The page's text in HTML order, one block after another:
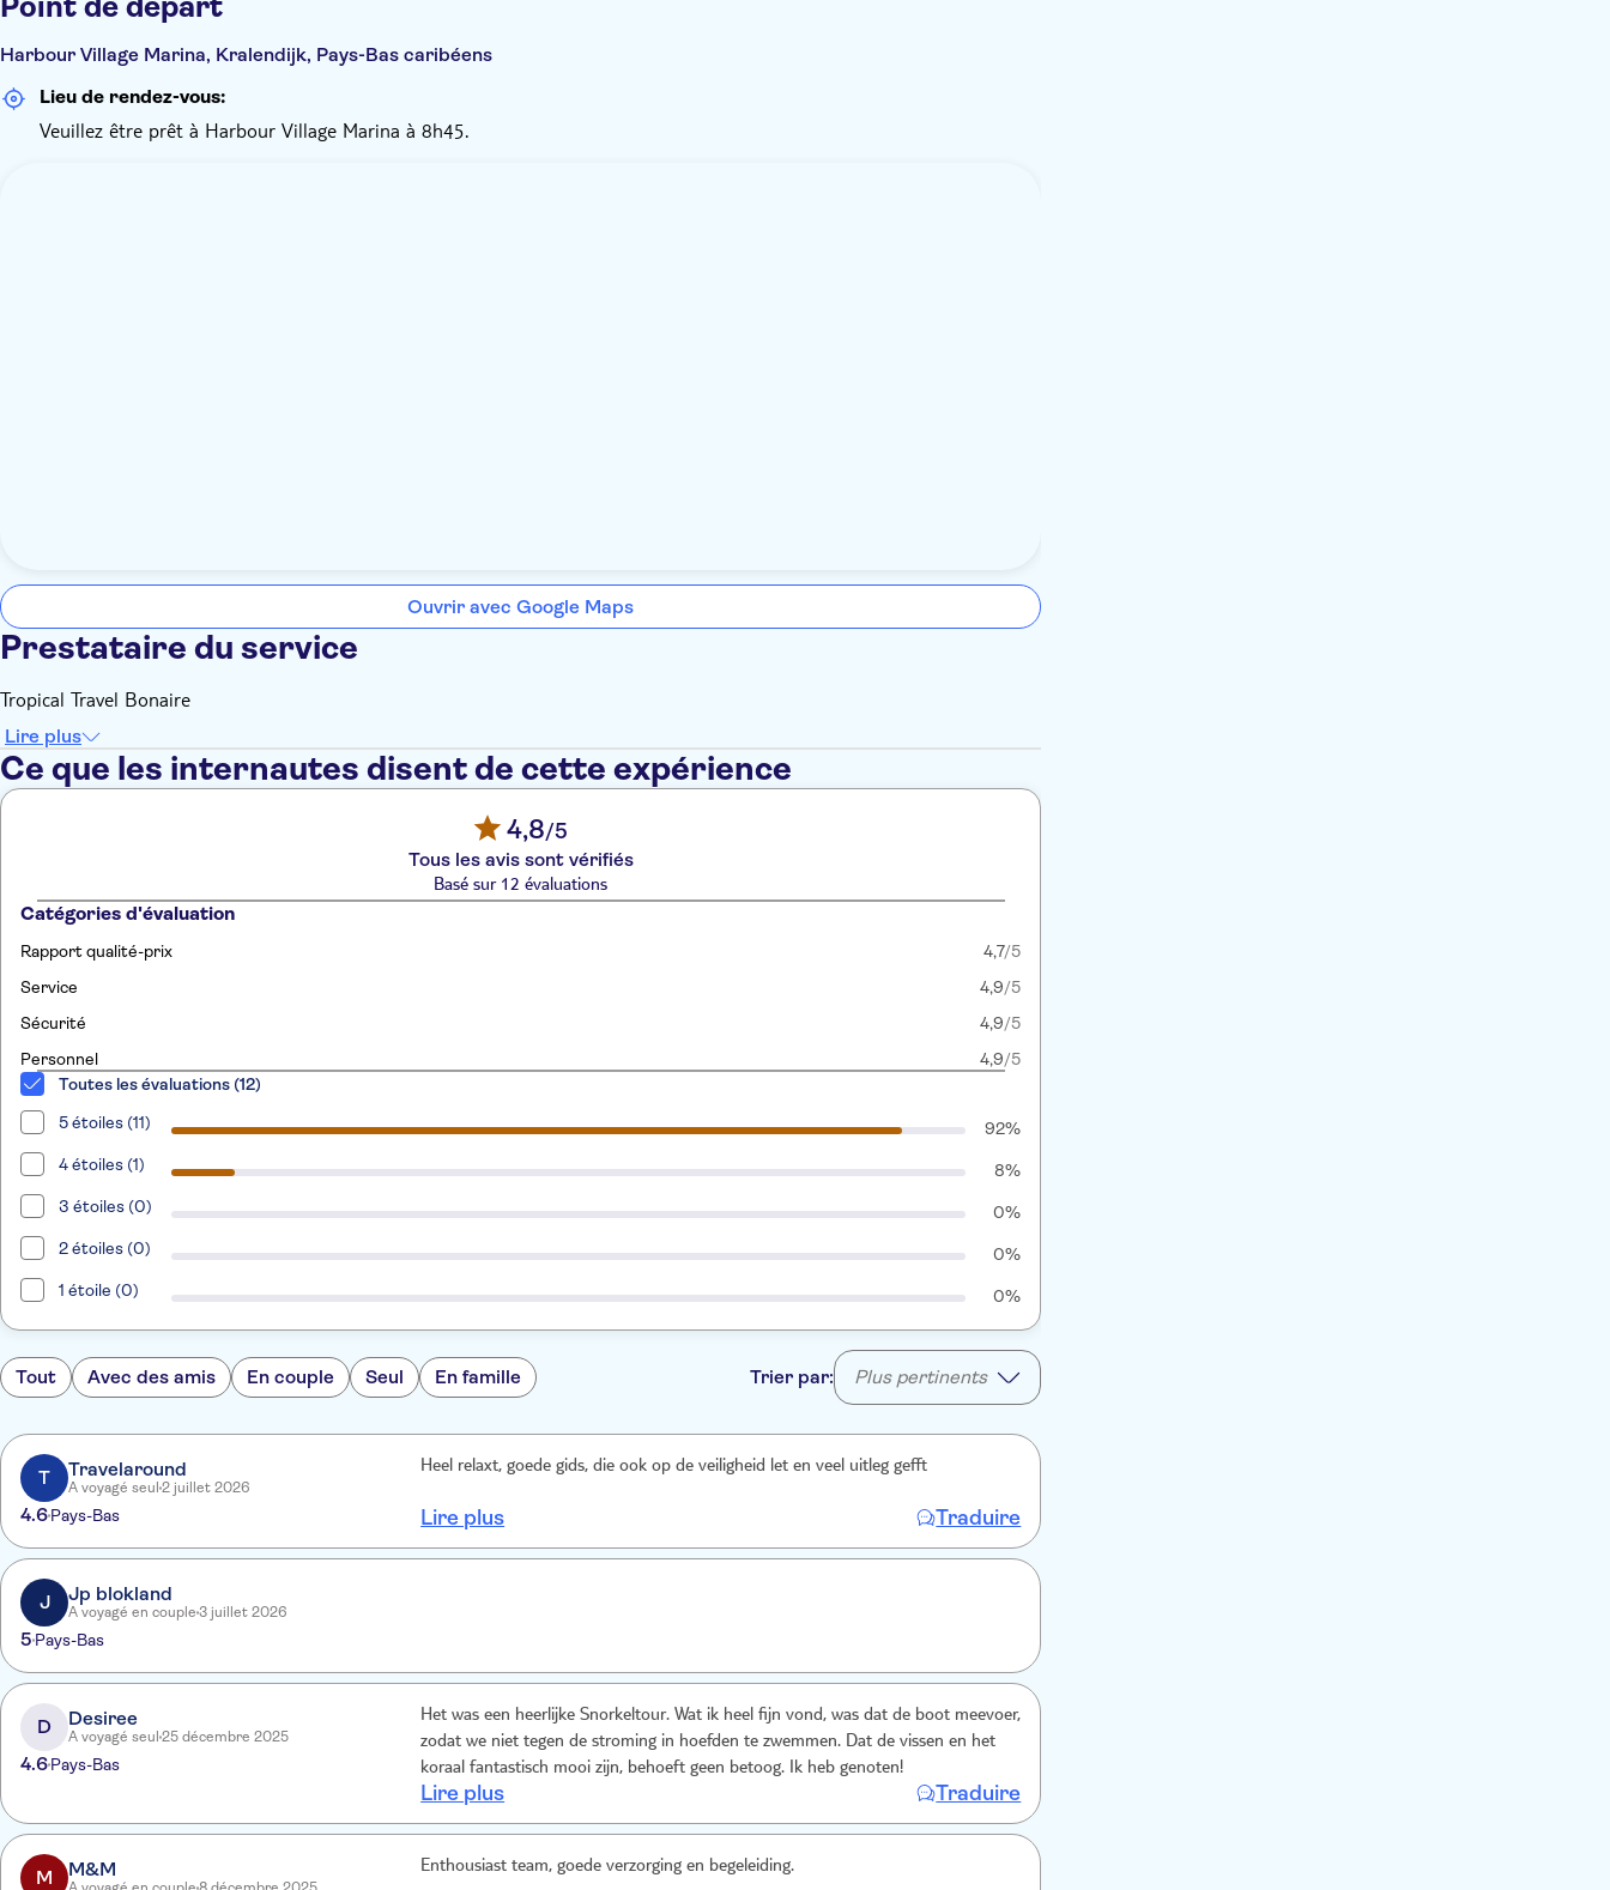
Harbour Village Marina, Kralendijk, Pays-Bas caribéens
Lieu de rendez-vous:
Veuillez être prêt à Harbour Village Marina à 8h45.
Ouvrir avec Google Maps
Prestataire du service
Tropical Travel Bonaire
Lire plus
Ce que les internautes disent de cette expérience
4,8/5
Tous les avis sont vérifiés
Basé sur 12 évaluations
Catégories d'évaluation
Rapport qualité-prix 4,7/5
Service
4,9/5
Sécurité
4,9/5
Personnel
4,9/5
Toutes les évaluations (12)
5 étoiles (11)
92%
4 étoiles (1)
8%
3 étoiles (0)
0%
2 étoiles (0)
0%
1 étoile (0)
0%
Tout Avec des amis En couple Seul En famille Trier par: Plus pertinents
T Travelaround
A voyagé seul 2 juillet 2026
4.6Pays-Bas
Heel relaxt, goede gids, die ook op de veiligheid let en veel uitleg gefft
Lire plus Traduire
J Jp blokland
A voyagé en couple 3 juillet 2026
5 Pays-Bas
D Desiree
A voyagé seul 25 décembre 2025
4.6Pays-Bas
Het was een heerlijke Snorkeltour. Wat ik heel fijn vond, was dat de boot meevoer,
zodat we niet tegen de stroming in hoefden te zwemmen. Dat de vissen en het
koraal fantastisch mooi zijn, behoeft geen betoog. Ik heb genoten!
Lire plus Traduire
M M&M Enthousiast team, goede verzorging en begeleiding.